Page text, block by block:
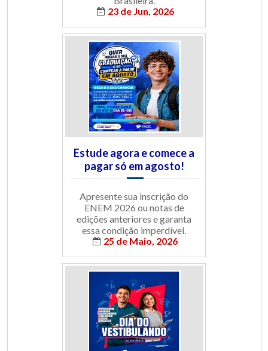
23 de Jun, 2026
Estude agora e comece a
pagar só em agosto!
Apresente sua inscrição do
ENEM 2026 ou notas de
edições anteriores e garanta
essa condição imperdível.
25 de Maio, 2026